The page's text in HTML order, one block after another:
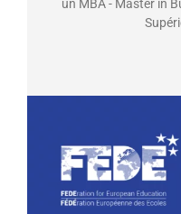
un MBA - Master in